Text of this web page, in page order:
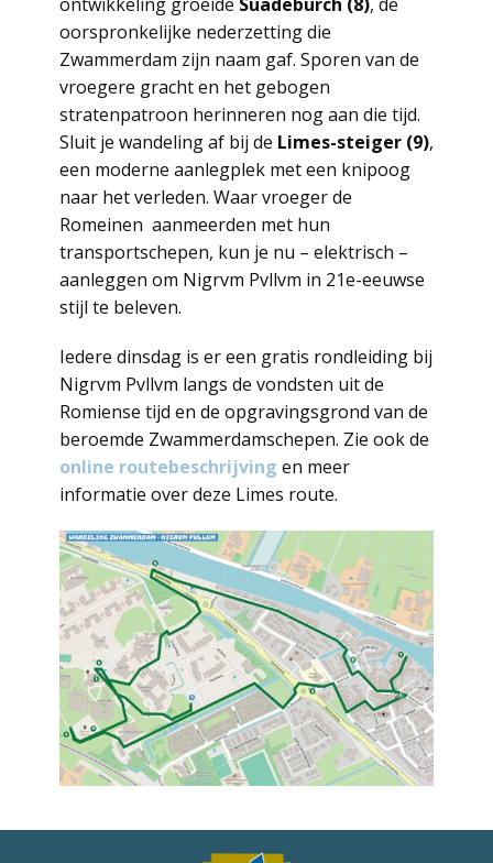
oorspronkelijke nederzetting die
Zwammerdam zijn naam gaf. Sporen van de
vroegere gracht en het gebogen
stratenpatroon herinneren nog aan die tijd.
Sluit je wandeling af bij de Limes-steiger (9),
een moderne aanlegplek met een knipoog
naar het verleden. Waar vroeger de
Romeinen aanmeerden met hun
transportschepen, kun je nu – elektrisch –
aanleggen om Nigrvm Pvllvm in 21e-eeuwse
stijl te beleven.
Iedere dinsdag is er een gratis rondleiding bij
Nigrvm Pvllvm langs de vondsten uit de
Romiense tijd en de opgravingsgrond van de
beroemde Zwammerdamschepen. Zie ook de
online routebeschrijving en meer
informatie over deze Limes route.